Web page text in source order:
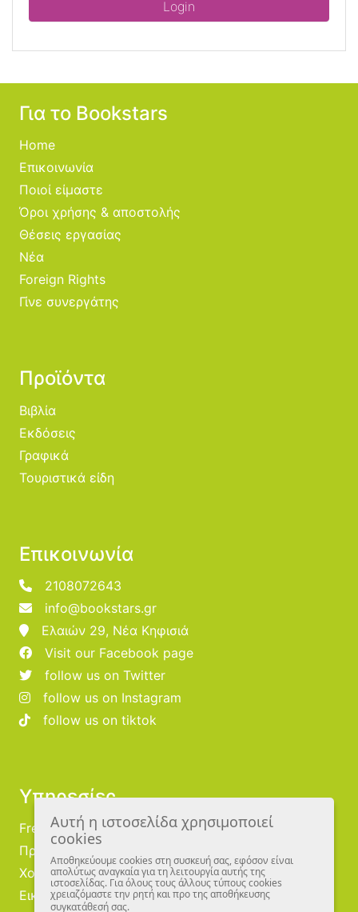
Για το Bookstars
Home
Επικοινωνία
Ποιοί είμαστε
Όροι χρήσης & αποστολής
Θέσεις εργασίας
Νέα
Foreign Rights
Γίνε συνεργάτης
Προϊόντα
Βιβλία
Εκδόσεις
Γραφικά
Τουριστικά είδη
Επικοινωνία
2108072643
info@bookstars.gr
Ελαιών 29, Νέα Κηφισιά
Visit our Facebook page
follow us on Twitter
follow us on Instagram
follow us on tiktok
Υπηρεσίες
Free Publishing
Προμηθευτές
Χονδρική
Εικονογράφοι
Αυτή η ιστοσελίδα χρησιμοποιεί
cookies
Αποθηκεύουμε cookies στη συσκευή σας, εφόσον είναι
απολύτως αναγκαία για τη λειτουργία αυτής της
ιστοσελίδας. Για όλους τους άλλους τύπους cookies
χρειαζόμαστε την ρητή και προ της αποθήκευσης
συγκατάθεσή σας.